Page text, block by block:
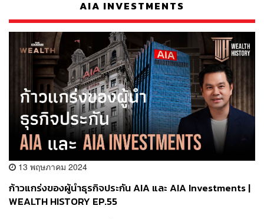
AIA INVESTMENTS
13 พฤษภาคม 2024
ก้าวแกร่งของผู้นำธุรกิจประกัน AIA และ AIA Investments |
WEALTH HISTORY EP.55